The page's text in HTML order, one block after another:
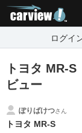
ログイ
トヨタ MR-
ビュー
ぽりばけつさん
トヨタ MR-S